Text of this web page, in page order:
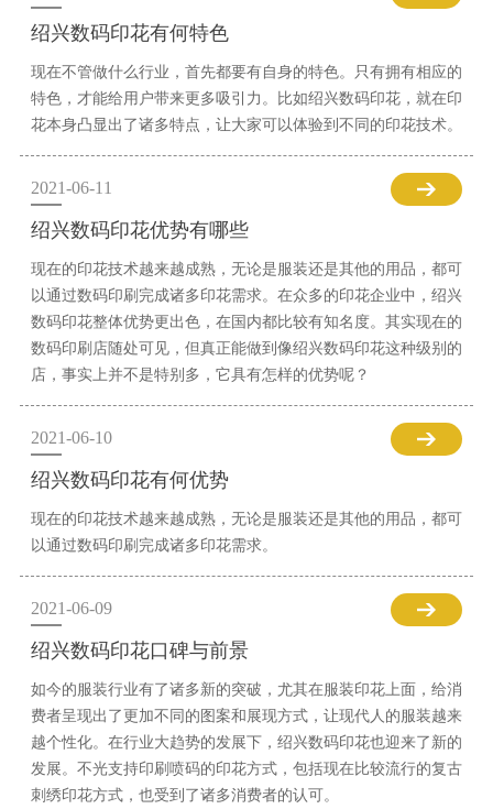
绍兴数码印花有何特色
现在不管做什么行业，首先都要有自身的特色。只有拥有相应的
特色，才能给用户带来更多吸引力。比如绍兴数码印花，就在印
花本身凸显出了诸多特点，让大家可以体验到不同的印花技术。
2021-06-11
绍兴数码印花优势有哪些
现在的印花技术越来越成熟，无论是服装还是其他的用品，都可
以通过数码印刷完成诸多印花需求。在众多的印花企业中，绍兴
数码印花整体优势更出色，在国内都比较有知名度。其实现在的
数码印刷店随处可见，但真正能做到像绍兴数码印花这种级别的
店，事实上并不是特别多，它具有怎样的优势呢？
2021-06-10
绍兴数码印花有何优势
现在的印花技术越来越成熟，无论是服装还是其他的用品，都可
以通过数码印刷完成诸多印花需求。
2021-06-09
绍兴数码印花口碑与前景
如今的服装行业有了诸多新的突破，尤其在服装印花上面，给消
费者呈现出了更加不同的图案和展现方式，让现代人的服装越来
越个性化。在行业大趋势的发展下，绍兴数码印花也迎来了新的
发展。不光支持印刷喷码的印花方式，包括现在比较流行的复古
刺绣印花方式，也受到了诸多消费者的认可。